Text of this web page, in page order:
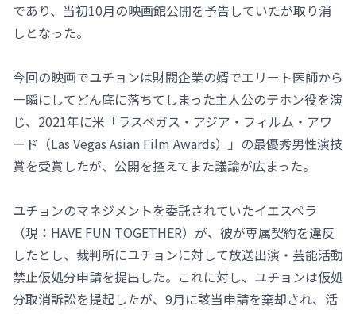
であり、当初10月の映画館公開を予告していたが取り消
しとなった。
今回の映画でユチョンは財閥企業の婿でエリート医師から
一瞬にしてどん底に落ちてしまった主人公のテホン役を演
じ、2021年に米「ラスベガス・アジア・フィルム・アワ
ード（Las Vegas Asian Film Awards）」の最優秀男性演技
賞を受賞したが、公開を控えてまた議論が広まった。
ユチョンのマネジメントを委託されていたイエスペラ
（現：HAVE FUN TOGETHER）が、彼が専属契約を違反
したとし、裁判所にユチョンに対して放送出演・芸能活動
禁止仮処分申請を提出した。これに対し、ユチョンは仮処
分取消訴訟を提起したが、9月に該当申請を棄却され、活